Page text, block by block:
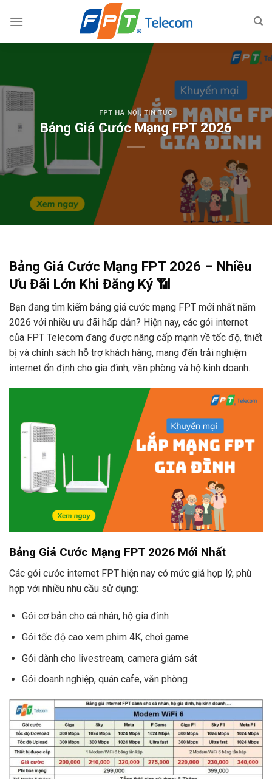
FPT HÀ NỘI, TIN TỨC
Bảng Giá Cước Mạng FPT 2026
Bảng Giá Cước Mạng FPT 2026 – Nhiều
Ưu Đãi Lớn Khi Đăng Ký 📶
Bạn đang tìm kiếm bảng giá cước mạng FPT mới nhất năm
2026 với nhiều ưu đãi hấp dẫn? Hiện nay, các gói internet
của FPT Telecom đang được nâng cấp mạnh về tốc độ, thiết
bị và chính sách hỗ trợ khách hàng, mang đến trải nghiệm
internet ổn định cho gia đình, văn phòng và hộ kinh doanh.
Bảng Giá Cước Mạng FPT 2026 Mới Nhất
Các gói cước internet FPT hiện nay có mức giá hợp lý, phù
hợp với nhiều nhu cầu sử dụng:
Gói cơ bản cho cá nhân, hộ gia đình
Gói tốc độ cao xem phim 4K, chơi game
Gói dành cho livestream, camera giám sát
Gói doanh nghiệp, quán cafe, văn phòng